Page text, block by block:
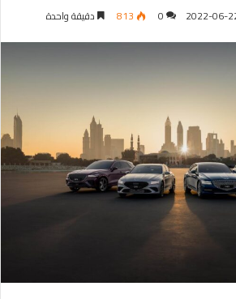
2022-06-
0
813 دقيقة واحدة